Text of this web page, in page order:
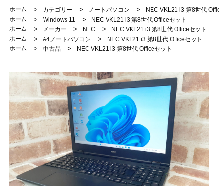
ホーム > カテゴリー > ノートパソコン >
NEC VKL21 i3 第8世代
ホーム
> Windows 11 >
NEC VKL21 i3 第8世代 Officeセット
ホーム
> メーカー > NEC >
NEC VKL21 i3 第8世代 Officeセット
ホーム
> A4ノートパソコン >
NEC VKL21 i3 第8世代 Officeセット
ホーム
> 中古品 > NEC VKL21 i3 第8世代 Officeセット